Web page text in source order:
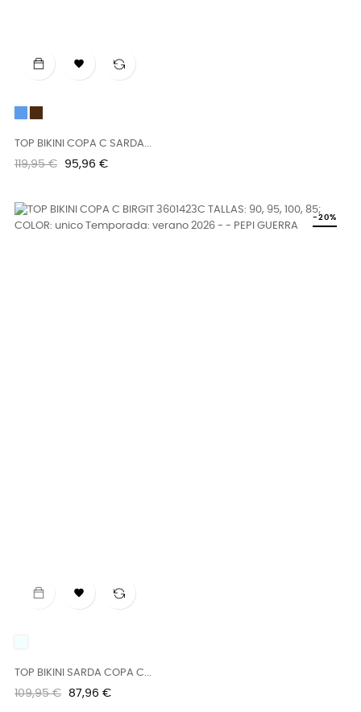

TOP BIKINI COPA C SARDA...
Precio
119,95 € Precio
95,96 €

TOP BIKINI SARDA COPA C...
Precio
109,95 €
-20%
Precio
87,96 €